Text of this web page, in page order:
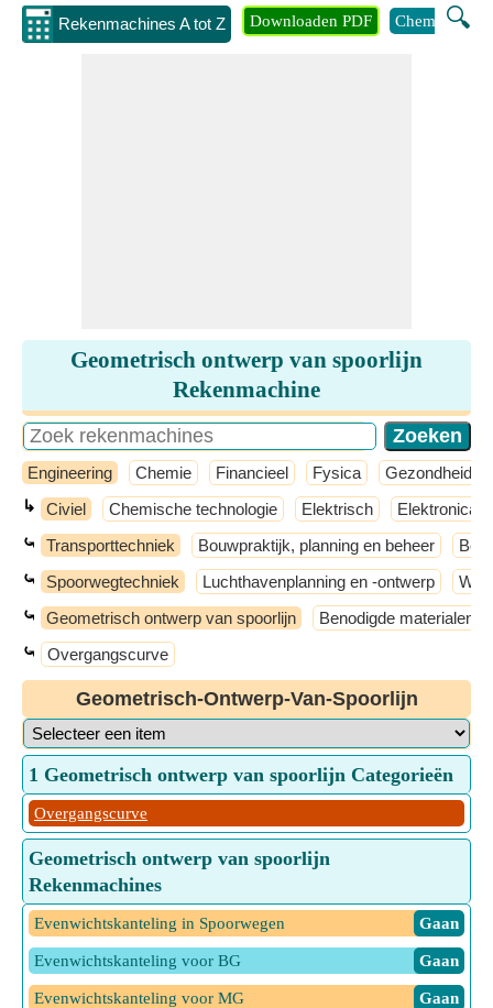
Rekenmachines A tot Z 🔍
Downloaden PDF Chemie
Geometrisch ontwerp van spoorlijn
Rekenmachine
Engineering Chemie Financieel Fysica Gezondheid
↳ Civiel Chemische technologie Elektrisch Elektronica
⤿ Transporttechniek Bouwpraktijk, planning en beheer
⤿ Spoorwegtechniek Luchthavenplanning en -ontwerp
⤿ Geometrisch ontwerp van spoorlijn Benodigde materialen
⤿ Overgangscurve
Geometrisch-Ontwerp-Van-Spoorlijn
1 Geometrisch ontwerp van spoorlijn Categorieën
Overgangscurve
Geometrisch ontwerp van spoorlijn
Rekenmachines
Evenwichtskanteling in Spoorwegen ​ Gaan
Evenwichtskanteling voor BG ​ Gaan
Evenwichtskanteling voor MG ​ Gaan